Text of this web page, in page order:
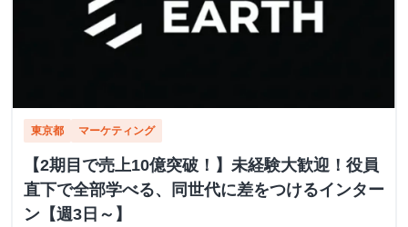
東京都 マーケティング
【2期目で売上10億突破！】未経験大歓迎！役員
直下で全部学べる、同世代に差をつけるインター
ン【週3日～】